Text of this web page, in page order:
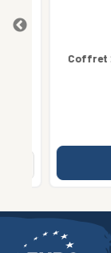
Coffret